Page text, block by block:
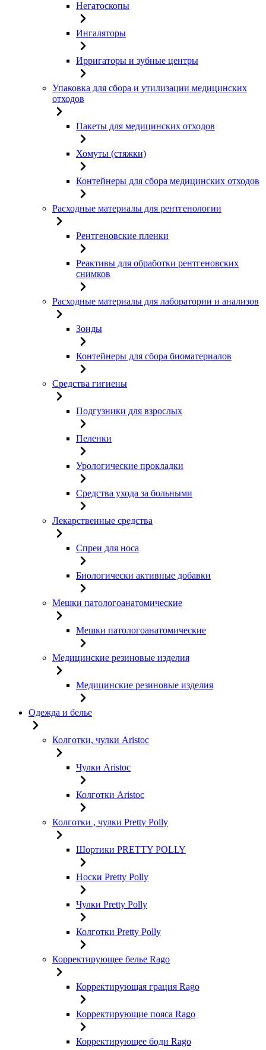
Негатоскопы
Ингаляторы
Ирригаторы и зубные центры
Упаковка для сбора и утилизации медицинских
отходов
Пакеты для медицинских отходов
Хомуты (стяжки)
Контейнеры для сбора медицинских отходов
Расходные материалы для рентгенологии
Рентгеновские пленки
Реактивы для обработки рентгеновских
снимков
Расходные материалы для лаборатории и анализов
Зонды
Контейнеры для сбора биоматериалов
Средства гигиены
Подгузники для взрослых
Пеленки
Урологические прокладки
Средства ухода за больными
Лекарственные средства
Спреи для носа
Биологически активные добавки
Мешки патологоанатомические
Мешки патологоанатомические
Медицинские резиновые изделия
Медицинские резиновые изделия
Одежда и белье
Колготки, чулки Aristoc
Чулки Aristoc
Колготки Aristoc
Колготки , чулки Pretty Polly
Шортики PRETTY POLLY
Носки Pretty Polly
Чулки Pretty Polly
Колготки Pretty Polly
Корректирующее белье Rago
Корректирующая грация Rago
Корректирующие пояса Rago
Корректирующее боди Rago